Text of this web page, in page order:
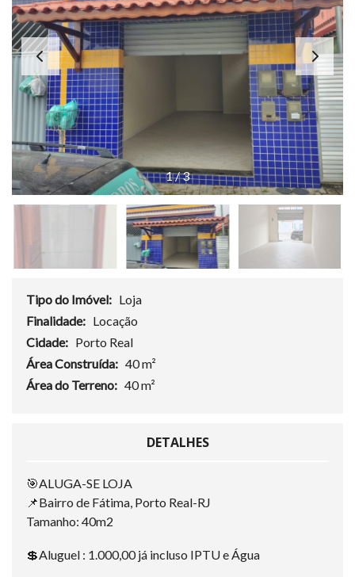
1/3
Tipo do Imóvel: Loja
Finalidade: Locação
Cidade: Porto Real
Área Construída: 40 m²
Área do Terreno: 40 m²
DETALHES
🎯ALUGA-SE LOJA
📌Bairro de Fátima, Porto Real-RJ
Tamanho: 40m2
💲Aluguel : 1.000,00 já incluso IPTU e Água